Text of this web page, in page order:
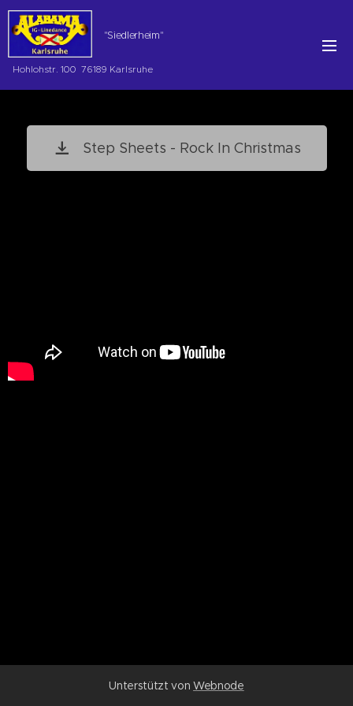
"Siedlerheim"
Hohlohstr. 100 76189 Karlsruhe
Step Sheets - Rock In Christmas
Unterstützt vonWebnode